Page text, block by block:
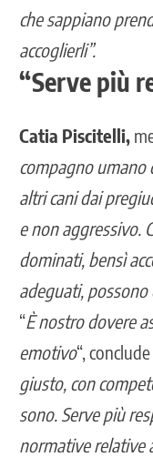
che sappiano
accoglierli”.
“Serve più
Catia Piscitelli,
compagno umano
altri cani dai
e non aggressivo.
dominati, bensì
adeguati,
“È nostro dovere
emotivo“,
giusto, con
sono. Serve più
normative relative